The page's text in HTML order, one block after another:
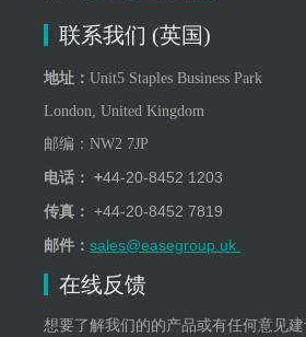
联系我们 (英国)
地址： Unit5 Staples Business Park
London, United Kingdom
邮编： NW2 7JP
电话： +44-20-8452 1203
传真： +44-20-8452 7819
邮件： sales@easegroup.uk
在线反馈
想要了解我们的的产品或有任何意见